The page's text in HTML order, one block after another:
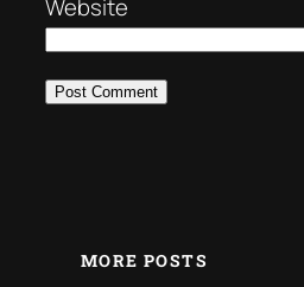
Website
MORE POSTS